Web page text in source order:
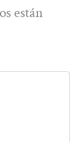
están